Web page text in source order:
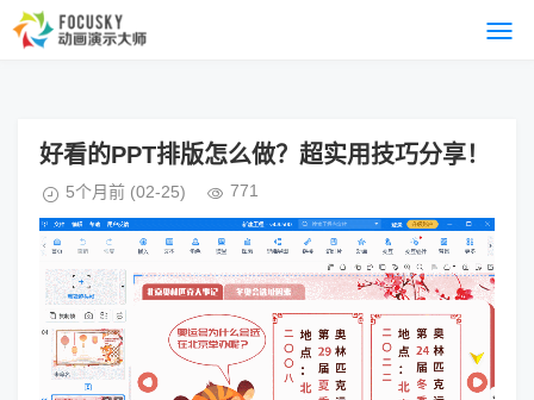
好看的PPT排版怎么做？超实用技巧分享！
5个月前 (02-25) 771